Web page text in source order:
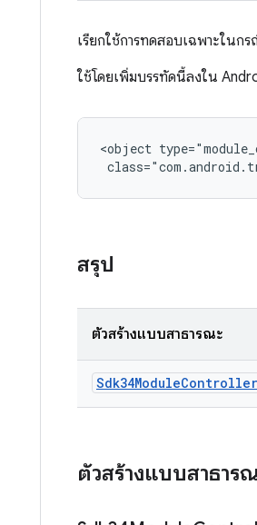
เรียกใช้การทดสอบเฉพาะใน
ใช้โดยเพิ่มบรรทัดนี้ลงใน
<object
สรุป
ตัวสร้างแบบสาธารณะ
Sdk34ModuleController
ตัวสร้างแบบสาธาร